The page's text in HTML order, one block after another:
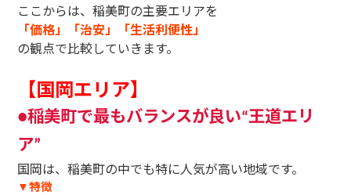
ここからは、稲美町の主要エリアを
「価格」「治安」「生活利便性」
の観点で比較していきます。
【国岡エリア】
●稲美町で最もバランスが良い“王道エリ
ア”
国岡は、稲美町の中でも特に人気が高い地域です。
▼特徴